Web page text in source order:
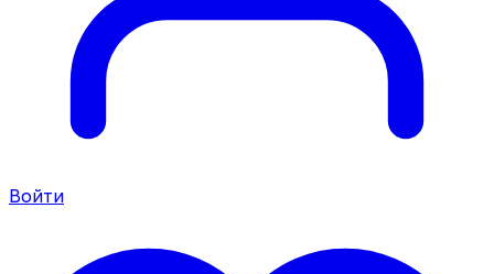
Войти